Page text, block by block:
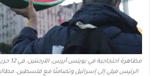
الرئيس ميلي إلى إسرائيل وتضامنًا مع فلسطين،